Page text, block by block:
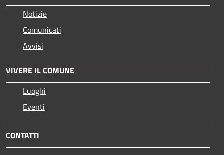
Notizie
Comunicati
Avvisi
VIVERE IL COMUNE
Luoghi
Eventi
CONTATTI